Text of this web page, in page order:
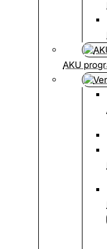
AKU